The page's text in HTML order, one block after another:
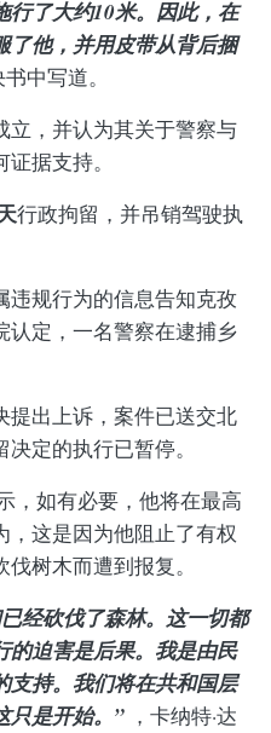
行了大约10米。因此，在
了他，并用皮带从背后捆
中写道。
立，并认为其关于警察与
据支持。
行政拘留，并吊销驾驶执
违规行为的信息告知克孜
认定，一名警察在逮捕乡
提出上诉，案件已送交北
定的执行已暂停。
，如有必要，他将在最高
这是因为他阻止了有权
树木而遭到报复。
经砍伐了森林。这一切都
的迫害是后果。我是由民
支持。我们将在共和国层
只是开始。” ，卡纳特·达